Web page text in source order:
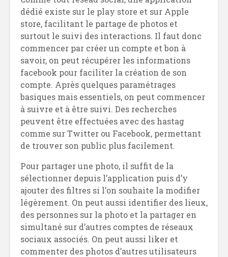
dédié existe sur le play store et sur Apple
store, facilitant le partage de photos et
surtout le suivi des interactions. Il faut donc
commencer par créer un compte et bon à
savoir, on peut récupérer les informations
facebook pour faciliter la création de son
compte. Après quelques paramétrages
basiques mais essentiels, on peut commencer
à suivre et à être suivi. Des recherches
peuvent être effectuées avec des hastag
comme sur Twitter ou Facebook, permettant
de trouver son public plus facilement.
Pour partager une photo, il suffit de la
sélectionner depuis l’application puis d’y
ajouter des filtres si l’on souhaite la modifier
légèrement. On peut aussi identifier des lieux,
des personnes sur la photo et la partager en
simultané sur d’autres comptes de réseaux
sociaux associés. On peut aussi liker et
commenter des photos d’autres utilisateurs